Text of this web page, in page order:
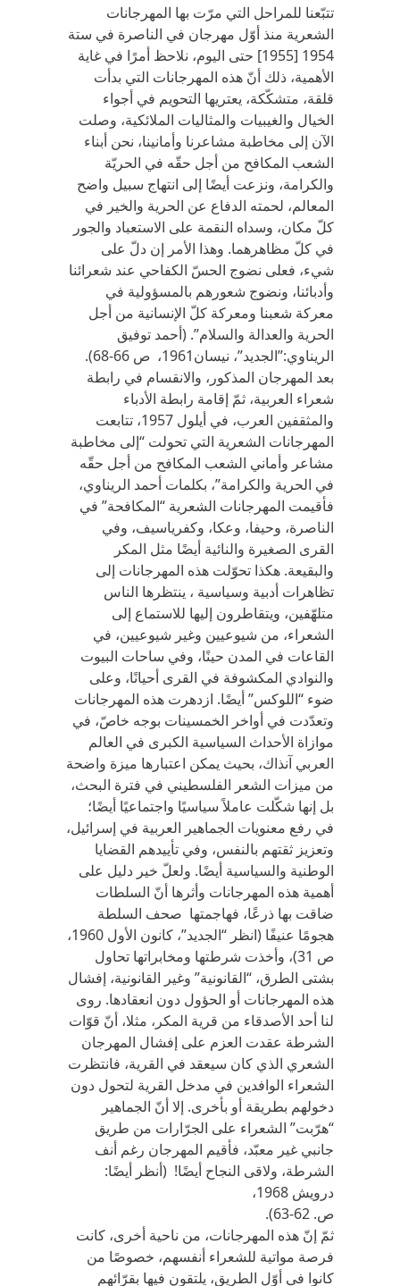
تتبّعنا للمراحل التي مرّت بها المهرجانات
الشعرية منذ أوّل مهرجان في الناصرة في ستة
1954 [1955] حتى اليوم، نلاحظ أمرًا في غاية
الأهمية، ذلك أنّ هذه المهرجانات التي بدأت
قلقة، متشكّكة، يعتريها التحويم في أجواء
الخيال والغيبيات والمثاليات الملائكية، وصلت
الآن إلى مخاطبة مشاعرنا وأمانينا، نحن أبناء
الشعب المكافح من أجل حقّه في الحريّة
والكرامة، ونزعت أيضًا إلى انتهاج سبيل واضح
المعالم، لحمته الدفاع عن الحرية والخير في
كلّ مكان، وسداه النقمة على الاستعباد والجور
في كلّ مظاهرهما. وهذا الأمر إن دلّ على
شيء، فعلى نضوج الحسّ الكفاحي عند شعرائنا
وأدبائنا، ونضوج شعورهم بالمسؤولية في
معركة شعبنا ومعركة كلّ الإنسانية من أجل
الحرية والعدالة والسلام”. (أحمد توفيق
الريناوي:”الجديد”، نيسان1961، ص 66-68).
بعد المهرجان المذكور، والانقسام في رابطة
شعراء العربية، ثمّ إقامة رابطة الأدباء
والمثقفين العرب، في أيلول 1957، تتابعت
المهرجانات الشعرية التي تحولت “إلى مخاطبة
مشاعر وأماني الشعب المكافح من أجل حقّه
في الحرية والكرامة”، بكلمات أحمد الريناوي،
فأقيمت المهرجانات الشعرية “المكافحة” في
الناصرة، وحيفا، وعكا، وكفرياسيف، وفي
القرى الصغيرة والنائية أيضًا مثل المكر
والبقيعة. هكذا تحوّلت هذه المهرجانات إلى
تظاهرات أدبية وسياسية ، ينتظرها الناس
متلهّفين، ويتقاطرون إليها للاستماع إلى
الشعراء، من شيوعيين وغير شيوعيين، في
القاعات في المدن حينًا، وفي ساحات البيوت
والنوادي المكشوفة في القرى أحيانًا، وعلى
ضوء “اللوكس” أيضًا. ازدهرت هذه المهرجانات
وتعدّدت في أواخر الخمسينات بوجه خاصّ، في
موازاة الأحداث السياسية الكبرى في العالم
العربي آنذاك، بحيث يمكن اعتبارها ميزة واضحة
من ميزات الشعر الفلسطيني في فترة البحث،
بل إنها شكّلت عاملاً سياسيًا واجتماعيًا أيضًا؛
في رفع معنويات الجماهير العربية في إسرائيل،
وتعزيز ثقتهم بالنفس، وفي تأييدهم القضايا
الوطنية والسياسية أيضًا. ولعلّ خير دليل على
أهمية هذه المهرجانات وأثرها أنّ السلطات
ضاقت بها ذرعًا، فهاجمتها صحف السلطة
هجومًا عنيفًا (انظر “الجديد”، كانون الأول 1960،
ص 31)، وأخذت شرطتها ومخابراتها تحاول
بشتى الطرق، “القانونية” وغير القانونية، إفشال
هذه المهرجانات أو الحؤول دون انعقادها. روى
لنا أحد الأصدقاء من قرية المكر، مثلا، أنّ قوّات
الشرطة عقدت العزم على إفشال المهرجان
الشعري الذي كان سيعقد في القرية، فانتظرت
الشعراء الوافدين في مدخل القرية لتحول دون
دخولهم بطريقة أو بأخرى. إلا أنّ الجماهير
“هرّبت” الشعراء على الجرّارات من طريق
جانبي غير معبّد، فأقيم المهرجان رغم أنف
الشرطة، ولاقى النجاح أيضًا! (أنظر أيضًا:
درويش 1968،
ص. 62-63).
ثمّ إنّ هذه المهرجانات، من ناحية أخرى، كانت
فرصة مواتية للشعراء أنفسهم، خصوصًا من
كانوا في أوّل الطريق، يلتقون فيها بقرّائهم